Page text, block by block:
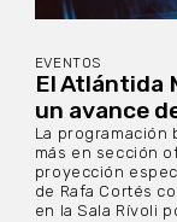
EVENTOS
El Atlántida
un avance
La programación
más en sección
proyección
de Rafa Cortés
en la Sala Rívoli